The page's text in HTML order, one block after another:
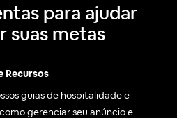
para ajudar
suas metas
Recursos
guias de hospitalidade e
gerenciar seu anúncio e